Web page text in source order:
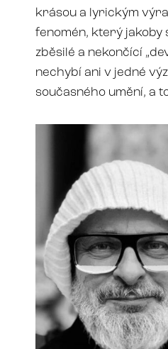
krásou a lyrickým
fenomén, který jakoby
zběsilé a nekončící
nechybí ani v jedné
současného umění, a